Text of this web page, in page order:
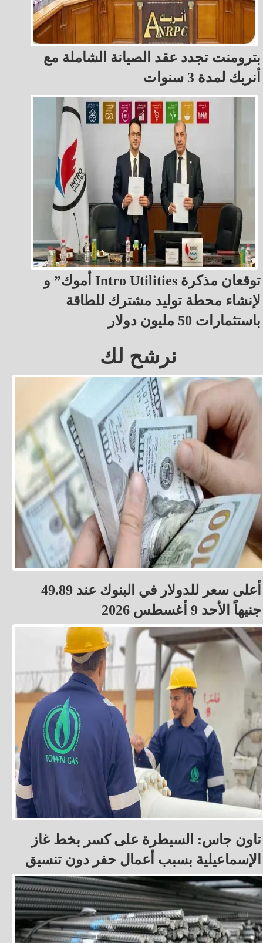
بترومنت تجدد عقد الصيانة الشاملة مع
أنربك لمدة 3 سنوات
أموك” و Intro Utilities توقعان مذكرة
لإنشاء محطة توليد مشترك للطاقة
باستثمارات 50 مليون دولار
نرشح لك
أعلى سعر للدولار في البنوك عند 49.89
جنيهاً الأحد 9 أغسطس 2026
تاون جاس: السيطرة على كسر بخط غاز
الإسماعيلية بسبب أعمال حفر دون تنسيق